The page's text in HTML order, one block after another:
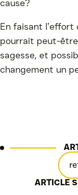
cause?
En faisant l’effort
pourrait peut-
sagesse, et
changement un
ARTICLE